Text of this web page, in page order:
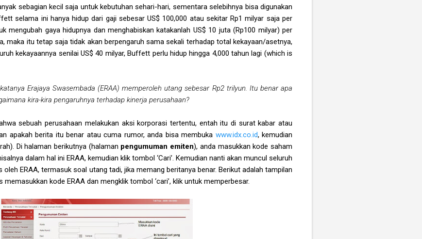
sebagian kecil saja untuk kebutuhan sehari-hari, sementara selebihnya bisa digunakan
selama ini hanya hidup dari gaji sebesar US$ 100,000 atau sekitar Rp1 milyar saja per
mengubah gaya hidupnya dan menghabiskan katakanlah US$ 10 juta (Rp100 milyar) per
maka itu tetap saja tidak akan berpengaruh sama sekali terhadap total kekayaan/asetnya,
kekayaannya senilai US$ 40 milyar, Buffett perlu hidup hingga 4,000 tahun lagi (which is
Erajaya Swasembada (ERAA) memperoleh utang sebesar Rp2 trilyun. Itu benar apa
kira-kira pengaruhnya terhadap kinerja perusahaan?
sebuah perusahaan melakukan aksi korporasi tertentu, entah itu di surat kabar atau
apakah berita itu benar atau cuma rumor, anda bisa membuka www.idx.co.id, kemudian
Di halaman berikutnya (halaman pengumuman emiten), anda masukkan kode saham
dalam hal ini ERAA, kemudian klik tombol ‘Cari’. Kemudian nanti akan muncul seluruh
oleh ERAA, termasuk soal utang tadi, jika memang beritanya benar. Berikut adalah tampilan
kode ERAA dan mengklik tombol ‘cari’, klik untuk memperbesar.